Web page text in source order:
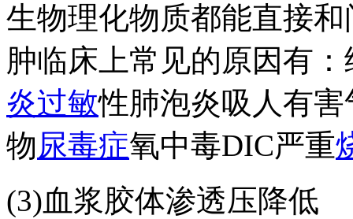
生物理化物质都能直接
肿临床上常见的原因有
炎过敏性肺泡炎吸人有
物尿毒症氧中毒DIC严重
(3)血浆胶体渗透压降低